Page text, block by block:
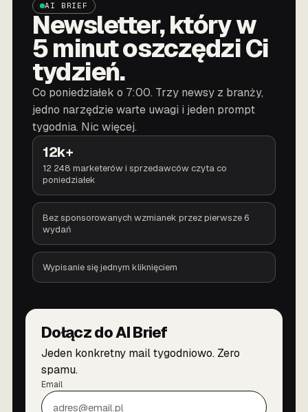
AI BRIEF
Newsletter, który w
5 minut oszczędzi Ci
tydzień.
Co poniedziałek o 7:00. Trzy newsy z branży,
jedno narzędzie warte uwagi i jeden prompt
tygodnia. Nic więcej.
12k+
12 248 marketerów i sprzedawców czyta co
poniedziałek
Bez sponsorowanych wzmianek przez pierwsze 6
wydań
Wypisanie się jednym kliknięciem
Dołącz do AI Brief
Jeden konkretny mail tygodniowo. Zero
spamu.
Email